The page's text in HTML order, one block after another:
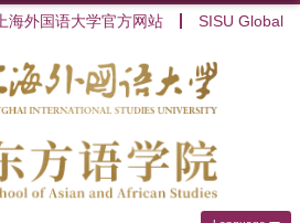
上海外国语大学官方网站 SISU Global